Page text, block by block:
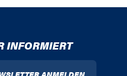
INFORMIERT